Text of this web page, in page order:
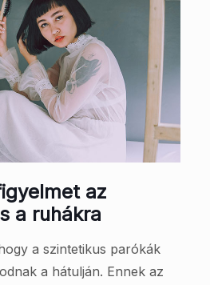
az
a ruhákra
a szintetikus parókák
a hátulján. Ennek az